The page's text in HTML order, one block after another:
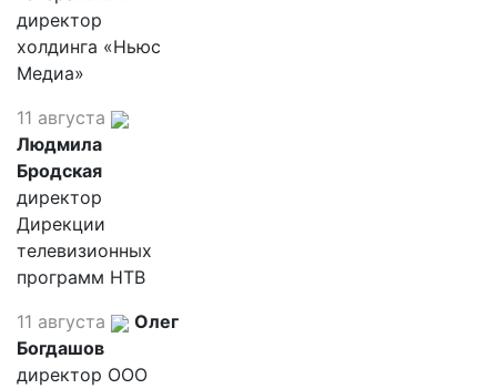
директор
холдинга «Ньюс
Медиа»
11 августа
Людмила
Бродская
директор
Дирекции
телевизионных
программ НТВ
11 августа
Олег
Богдашов
директор ООО